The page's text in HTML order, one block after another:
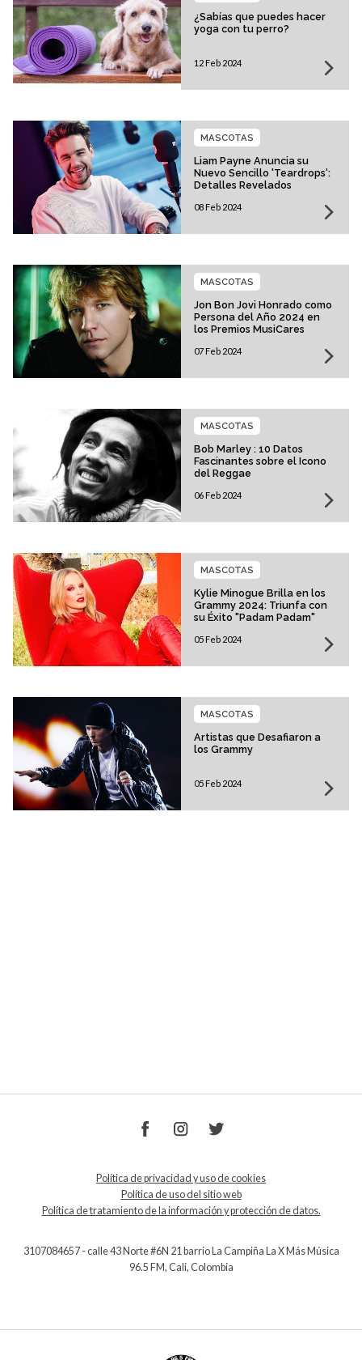
¿Sabías que puedes hacer
yoga con tu perro?
12 Feb 2024
Liam Payne Anuncia su
Nuevo Sencillo 'Teardrops':
Detalles Revelados
MASCOTAS
08 Feb 2024
Jon Bon Jovi Honrado como
Persona del Año 2024 en
los Premios MusiCares
MASCOTAS
07 Feb 2024
Bob Marley : 10 Datos
Fascinantes sobre el Icono
del Reggae
MASCOTAS
06 Feb 2024
Kylie Minogue Brilla en los
Grammy 2024: Triunfa con
su Éxito "Padam Padam"
MASCOTAS
05 Feb 2024
Artistas que Desafiaron a
los Grammy
MASCOTAS
05 Feb 2024
Política de privacidad y uso de cookies
Política de uso del sitio web
Política de tratamiento de la información y protección de datos.
3107084657 - calle 43 Norte #6N 21 barrio La Campiña La X Más Música
96.5 FM, Cali, Colombia